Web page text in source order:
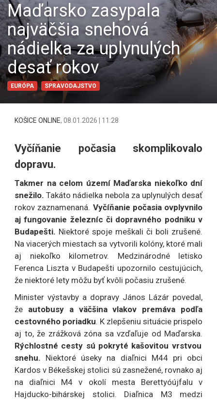
Maďarsko zasypala
najväčšia snehová
nádielka za uplynulých
desať rokov
EURÓPA SPRAVODAJSTVO
KOŠICE ONLINE, 08.01.2026 | 11:28
Vyčíňanie počasia skomplikovalo
dopravu.
Takmer na celom území Maďarska niekoľko dní
snežilo.Takáto nádielka nebola za uplynulých desať
rokov zaznamenaná. Vyčíňanie počasia ovplyvnilo
aj fungovanie železníc či dopravného podniku v
Budapešti. Niektoré spoje meškali či boli zrušené.
Na viacerých miestach sa vytvorili kolóny, ktoré mali
aj niekoľko kilometrov. Medzinárodné letisko
Ferenca Liszta v Budapešti upozornilo cestujúcich,
že niektoré lety môžu byť kvôli počasiu zrušené.
Minister výstavby a dopravy János Lázár povedal,
že autobusy a väčšina vlakov premáva podľa
cestovného poriadku. K zlepšeniu situácie prispelo
aj to, že zrážková zóna sa vzďaľuje od Maďarska.
Rýchlostné cesty sú pokryté kašovitou vrstvou
snehu. Niektoré úseky na diaľnici M44 pri obci
Kardos v Békešskej stolici sú zasnežené, rovnako aj
na diaľnici M4 v okolí mesta Berettyóújfalu v
Hajducko-bihárskej stolici. Diaľnica M3 medzi